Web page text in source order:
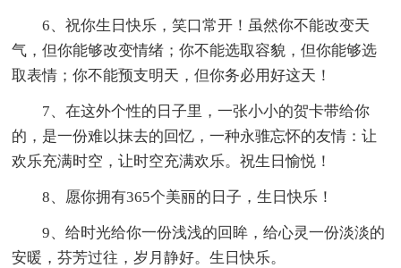
6、祝你生日快乐，笑口常开！虽然你不能改变天
气，但你能够改变情绪；你不能选取容貌，但你能够选
取表情；你不能预支明天，但你务必用好这天！
7、在这外个性的日子里，一张小小的贺卡带给你
的，是一份难以抹去的回忆，一种永骓忘怀的友情：让
欢乐充满时空，让时空充满欢乐。祝生日愉悦！
8、愿你拥有365个美丽的日子，生日快乐！
9、给时光给你一份浅浅的回眸，给心灵一份淡淡的
安暖，芬芳过往，岁月静好。生日快乐。